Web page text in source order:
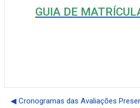
GUIA DE
◀︎ Cronogramas das Avaliações